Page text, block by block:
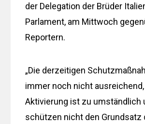
der Delegation der Brüder
Parlament, am Mittwoch
Reportern.
„Die derzeitigen
immer noch nicht
Aktivierung ist zu umständlich
schützen nicht den Grundsatz